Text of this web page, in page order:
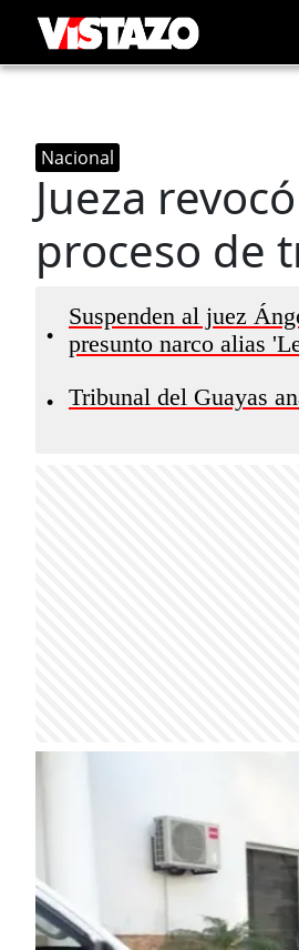
Nacional
Jueza
proceso de
•
Suspenden al juez
presunto narco alias
• Tribunal del Guayas